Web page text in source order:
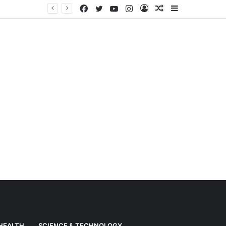
Random
Log
Instagram
YouTube
Twitter
Facebook